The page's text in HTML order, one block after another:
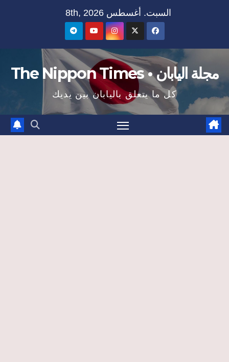
السبت. أغسطس 8th, 2026
مجلة اليابان • The Nippon Times
كل ما يتعلق باليابان بين يديك